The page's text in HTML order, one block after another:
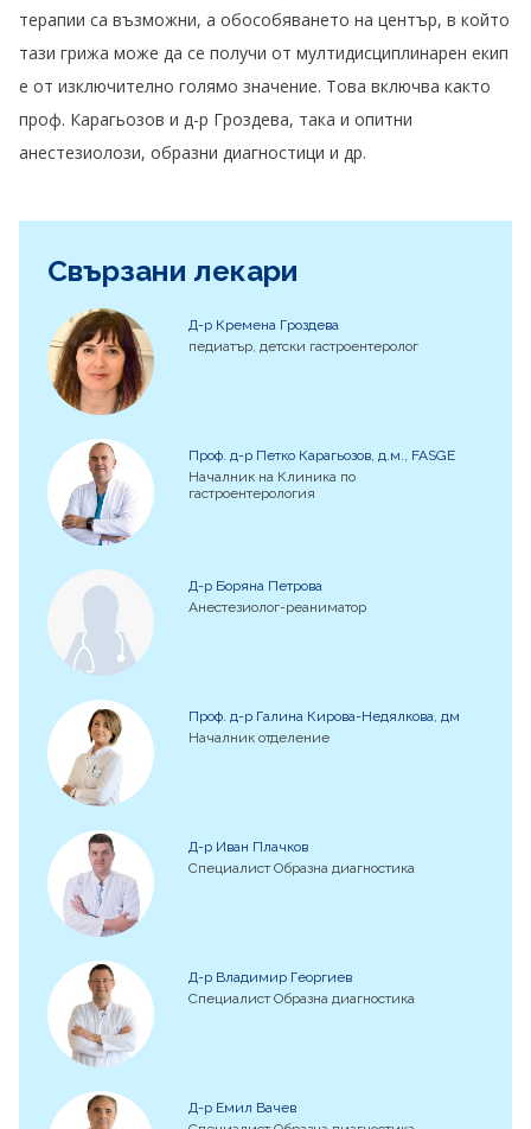
терапии са възможни, а обособяването на център, в който
тази грижа може да се получи от мултидисциплинарен екип
е от изключително голямо значение. Това включва както
проф. Карагьозов и д-р Гроздева, така и опитни
анестезиолози, образни диагностици и др.
Свързани лекари
Д-р Кремена Гроздева
педиатър, детски гастроентеролог
Проф. д-р Петко Карагьозов, д.м., FASGE
Началник на Клиника по
гастроентерология
Д-р Боряна Петрова
Анестезиолог-реаниматор
Проф. д-р Галина Кирова-Недялкова, дм
Началник отделение
Д-р Иван Плачков
Специалист Образна диагностика
Д-р Владимир Георгиев
Специалист Образна диагностика
Д-р Емил Вачев